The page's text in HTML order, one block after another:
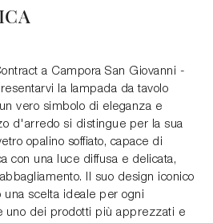
a Campora San Giovanni -
la lampada da tavolo
vero simbolo di eleganza e
d'arredo si distingue per la sua
opalino soffiato, capace di
con una luce diffusa e delicata,
Il suo design iconico
una scelta ideale per ogni
uno dei prodotti più apprezzati e